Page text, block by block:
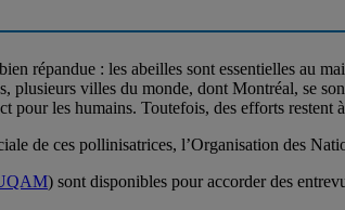
répandue : les abeilles sont essentielles au
plusieurs villes du monde, dont Montréal, se
pour les humains. Toutefois, des efforts restent
de ces pollinisatrices, l’Organisation des
) sont disponibles pour accorder des